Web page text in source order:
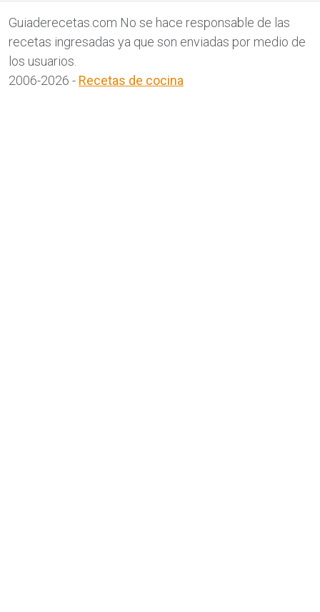
Guiaderecetas.com No se hace responsable de las
recetas ingresadas ya que son enviadas por medio de
los usuarios.
2006-2026 - Recetas de cocina